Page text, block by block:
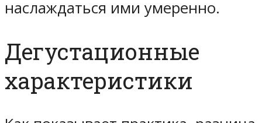
наслаждаться ими умеренно.
Дегустационные
характеристики